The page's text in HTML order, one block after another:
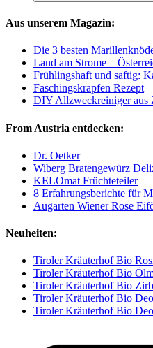
Aus unserem Magazin:
Die 3 besten
Land am Strome –
Frühlingshaft und saftig:
Faschingskrapfen Rezept
DIY Allzweckreiniger aus
From Austria entdecken:
Dr. Oetker
Wiberg Bratengewürz
KELOmat Früchteteiler
8 Erfahrungsberichte für
Augarten Wiener Rose
Neuheiten:
Tiroler Kräuterhof Bio
Tiroler Kräuterhof Bio
Tiroler Kräuterhof Bio
Tiroler Kräuterhof Bio
Tiroler Kräuterhof Bio